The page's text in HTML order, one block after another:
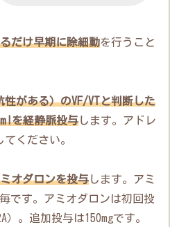
だけ早期に除細動を行うこと
がある）のVF/VTと判断した
を経静脈投与します。アドレ
ください。
オダロンを投与します。アミ
です。アミオダロンは初回投
）。追加投与は150mgです。